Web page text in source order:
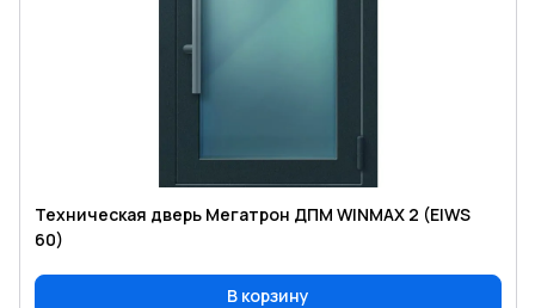
Техническая дверь Мегатрон ДПМ WINMAX 2 (EIWS
60)
В корзину